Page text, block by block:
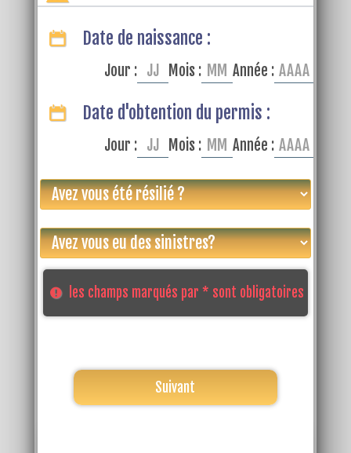
Date de naissance :
Jour : Mois : Année :
Date d'obtention du permis :
Jour : Mois : Année :
les champs marqués par * sont obligatoires
Suivant